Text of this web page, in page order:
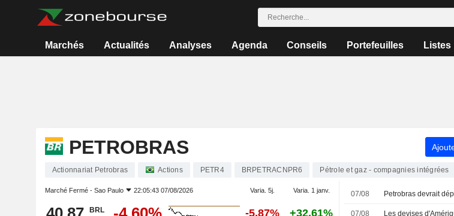
Marchés Actualités Analyses Agenda Conseils Portefeuilles Listes
PETROBRAS
Actionnariat Petrobras Actions PETR4 BRPETRACNPR6 Pétrole et gaz - compagnies intégrées
Marché Fermé - Sao Paulo 22:05:43 07/08/2026 Varia. 5j. Varia. 1 janv.
BRL -5,87% +32,61%
07/08
07/08